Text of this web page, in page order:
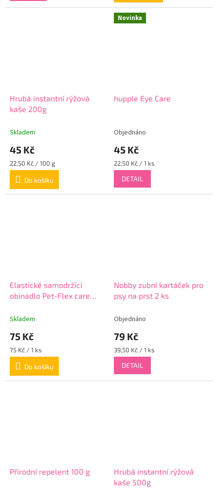
Hrubá instantní rýžová
kaše 200g
Skladem
45 Kč
Měrná
cena:
22,50 Kč / 100 g
Do košíku
Novinka
hupple Eye Care
Objednáno
45 Kč
Měrná
cena:
22,50 Kč / 1 ks
DETAIL
Elastické samodržící
obinadlo Pet-Flex care
Skladem
75 Kč
Měrná
cena:
75 Kč / 1 ks
Do košíku
Nobby zubní kartáček pro
psy na prst 2 ks
Objednáno
79 Kč
Měrná
cena:
39,50 Kč / 1 ks
DETAIL
Přírodní repelent 100 g
Hrubá instantní rýžová
kaše 500g